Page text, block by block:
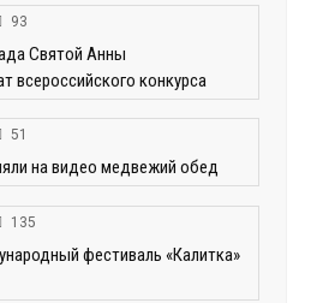
93
Святой Анны
всероссийского конкурса
51
на видео медвежий обед
135
фестиваль «Калитка»